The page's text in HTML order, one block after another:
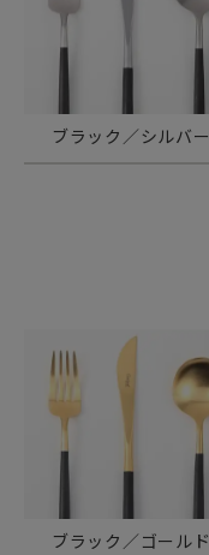
ブラック／シルバー
ブラック／ゴールド